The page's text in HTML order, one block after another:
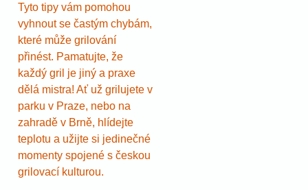
Tyto tipy vám pomohou
vyhnout se častým chybám,
které může grilování
přinést. Pamatujte, že
každý gril je jiný a praxe
dělá mistra! Ať už grilujete v
parku v Praze, nebo na
zahradě v Brně, hlídejte
teplotu a užijte si jedinečné
momenty spojené s českou
grilovací kulturou.